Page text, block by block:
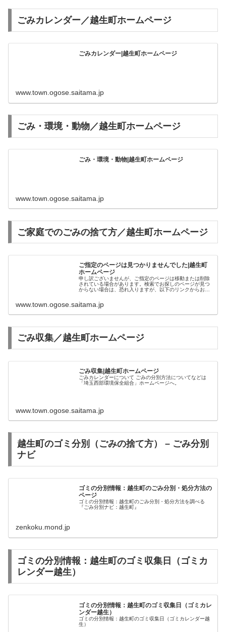
ごみカレンダー／越生町ホームページ
ごみカレンダー|越生町ホームページ
www.town.ogose.saitama.jp
ごみ・環境・動物／越生町ホームページ
ごみ・環境・動物|越生町ホームページ
www.town.ogose.saitama.jp
ご家庭でのごみの捨て方／越生町ホームページ
ご指定のページは見つかりませんでした|越生町
ホームページ
申し訳ございませんが、ご指定のページは移動または削除
されている場合があります。検索でお探しのページが見つ
からない場合は、恐れ入りますが、以下のリンクからお探
www.town.ogose.saitama.jp
ごみ収集／越生町ホームページ
ごみ収集|越生町ホームページ
ごみカレンダーについて ごみの分別方法についてなどは
「埼玉西部環境保全組合」ホームページへ。
www.town.ogose.saitama.jp
越生町のゴミ分別（ごみの捨て方） – ごみ分別
ナビ
ゴミの分別情報：越生町のごみ分別・処分方法の
ページ
ゴミの分別情報：越生町のごみ分別・処分方法を調べる
『ごみ分別ナビ：越生町』
zenkoku.mond.jp
ゴミの分別情報：越生町のゴミ収集日（ゴミカ
レンダー越生）
ゴミの分別情報：越生町のゴミ収集日（ゴミカレ
ンダー越生）
ゴミの分別情報：越生町のゴミ収集日（ゴミカレンダー越
生）